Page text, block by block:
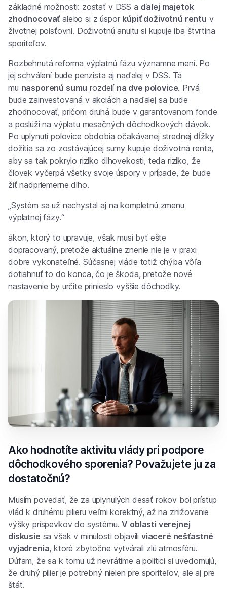
základné možnosti: zostať v DSS a ďalej majetok
zhodnocovaťalebo si z úspor kúpiť doživotnú rentu v
životnej poisťovni. Doživotnú anuitu si kupuje iba štvrtina
sporiteľov.
Rozbehnutá reforma výplatnú fázu významne mení. Po
jej schválení bude penzista aj naďalej v DSS. Tá
mu nasporenú sumu rozdelí na dve polovice. Prvá
bude zainvestovaná v akciách a naďalej sa bude
zhodnocovať, pričom druhá bude v garantovanom fonde
a poslúži na výplatu mesačných dôchodkových dávok.
Po uplynutí polovice obdobia očakávanej strednej dĺžky
dožitia sa zo zostávajúcej sumy kupuje doživotná renta,
aby sa tak pokrylo riziko dlhovekosti, teda riziko, že
človek vyčerpá všetky svoje úspory v prípade, že bude
žiť nadpriemerne dlho.
„Systém sa už nachystal aj na kompletnú zmenu
výplatnej fázy.“
ákon, ktorý to upravuje, však musí byť ešte
dopracovaný, pretože aktuálne znenie nie je v praxi
dobre vykonateľné. Súčasnej vláde totiž chýba vôľa
dotiahnuť to do konca, čo je škoda, pretože nové
nastavenie by určite prinieslo vyššie dôchodky.
Ako hodnotíte aktivitu vlády pri podpore
dôchodkového sporenia? Považujete ju za
dostatočnú?
Musím povedať, že za uplynulých desať rokov bol prístup
vlád k druhému pilieru veľmi korektný, až na znižovanie
výšky príspevkov do systému.V oblasti verejnej
diskusie sa však v minulosti objavili viaceré nešťastné
vyjadrenia, ktoré zbytočne vytvárali zlú atmosféru.
Dúfam, že sa k tomu už nevrátime a politici si uvedomujú,
že druhý pilier je potrebný nielen pre sporiteľov, ale aj pre
štát.